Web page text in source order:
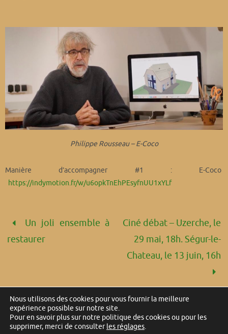
Philippe Rousseau – E-Coco
Manière d’accompagner #1 : E-Coco
https://indymotion.fr/w/u6opkTnEhPEsyfnUU1xYLf
Un joli ensemble à
restaurer
Ciné débat – Uzerche, le
29 mai, 18h. Ségur-le-
Chateau, le 13 juin, 16h
Ils parlent de nous Contact Mentions légales
Nous utilisons des cookies pour vous fournir la meilleure
expérience possible sur notre site.
Pour en savoir plus sur notre politique des cookies ou pour les
supprimer, merci de consulterles réglages.